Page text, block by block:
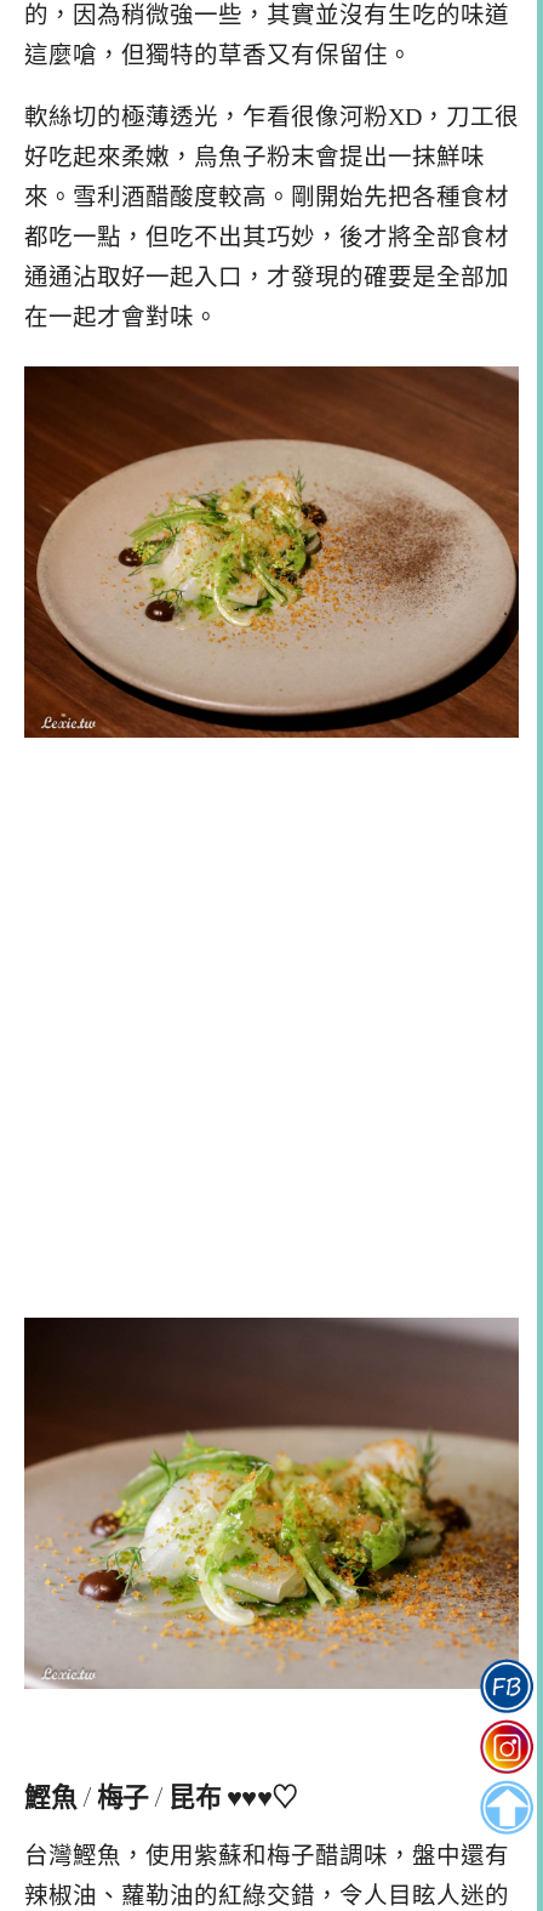
的，因為稍微強一些，其實並沒有生吃的味道
這麼嗆，但獨特的草香又有保留住。
軟絲切的極薄透光，乍看很像河粉XD，刀工很
好吃起來柔嫩，烏魚子粉末會提出一抹鮮味
來。雪利酒醋酸度較高。剛開始先把各種食材
都吃一點，但吃不出其巧妙，後才將全部食材
通通沾取好一起入口，才發現的確要是全部加
在一起才會對味。
鰹魚 / 梅子 / 昆布 ♥♥♥♡
台灣鰹魚，使用紫蘇和梅子醋調味，盤中還有
辣椒油、蘿勒油的紅綠交錯，令人目眩人迷的